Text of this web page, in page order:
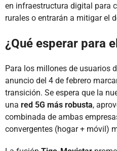
en infraestructura digital para
rurales o entrarán a mitigar el
¿Qué esperar para
Para los millones de usuarios
anuncio del 4 de febrero
transición. Se espera que la
una red 5G más robusta,
combinada de ambas
convergentes (hogar + móvil)